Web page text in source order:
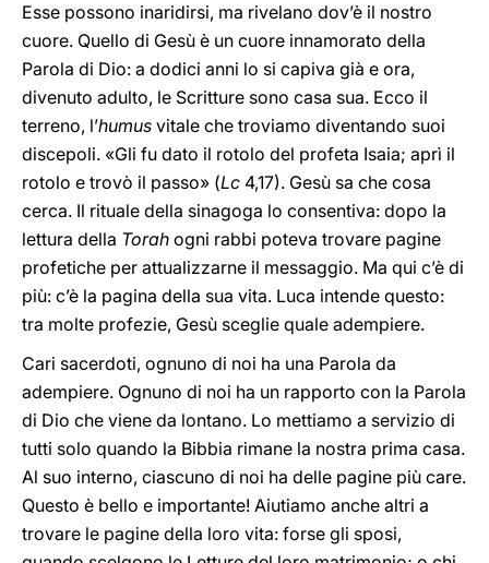
Esse possono inaridirsi, ma rivelano dov’è il nostro
cuore. Quello di Gesù è un cuore innamorato della
Parola di Dio: a dodici anni lo si capiva già e ora,
divenuto adulto, le Scritture sono casa sua. Ecco il
terreno, l’humus vitale che troviamo diventando suoi
discepoli. «Gli fu dato il rotolo del profeta Isaia; aprì il
rotolo e trovò il passo» (Lc 4,17). Gesù sa che cosa
cerca. Il rituale della sinagoga lo consentiva: dopo la
lettura della Torah ogni rabbi poteva trovare pagine
profetiche per attualizzarne il messaggio. Ma qui c’è di
più: c’è la pagina della sua vita. Luca intende questo:
tra molte profezie, Gesù sceglie quale adempiere.
Cari sacerdoti, ognuno di noi ha una Parola da
adempiere. Ognuno di noi ha un rapporto con la Parola
di Dio che viene da lontano. Lo mettiamo a servizio di
tutti solo quando la Bibbia rimane la nostra prima casa.
Al suo interno, ciascuno di noi ha delle pagine più care.
Questo è bello e importante! Aiutiamo anche altri a
trovare le pagine della loro vita: forse gli sposi,